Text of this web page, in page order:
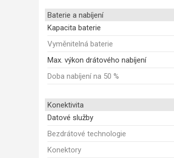
Baterie a nabíjení
Kapacita baterie
Vyměnitelná baterie
Max. výkon drátového nabíjení
Doba nabíjení na 50 %
Konektivita
Datové služby
Bezdrátové technologie
Konektory